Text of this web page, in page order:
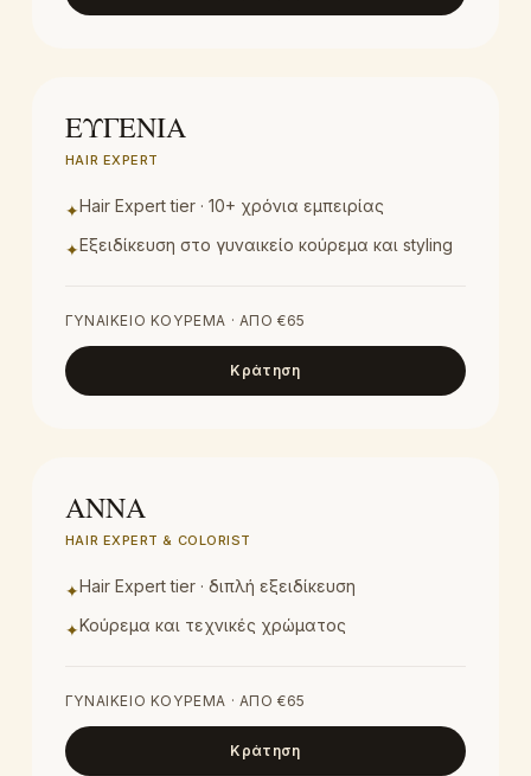
ΕΥΓΕΝΙΑ
HAIR EXPERT
✦Hair Expert tier · 10+ χρόνια εμπειρίας
✦Εξειδίκευση στο γυναικείο κούρεμα και styling
ΓΥΝΑΙΚΕΊΟ ΚΟΎΡΕΜΑ · ΑΠΌ €65
Κράτηση
ΑΝΝΑ
HAIR EXPERT & COLORIST
✦Hair Expert tier · διπλή εξειδίκευση
✦Κούρεμα και τεχνικές χρώματος
ΓΥΝΑΙΚΕΊΟ ΚΟΎΡΕΜΑ · ΑΠΌ €65
Κράτηση